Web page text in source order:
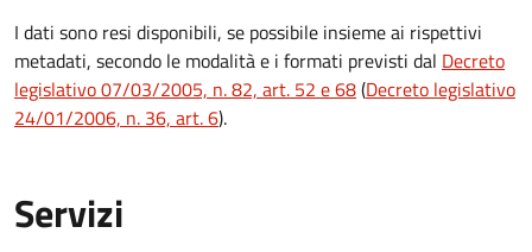
I dati sono resi disponibili, se possibile insieme ai rispettivi
metadati, secondo le modalità e i formati previsti dal Decreto
legislativo 07/03/2005, n. 82, art. 52 e 68(Decreto legislativo
24/01/2006, n. 36, art. 6).
Servizi